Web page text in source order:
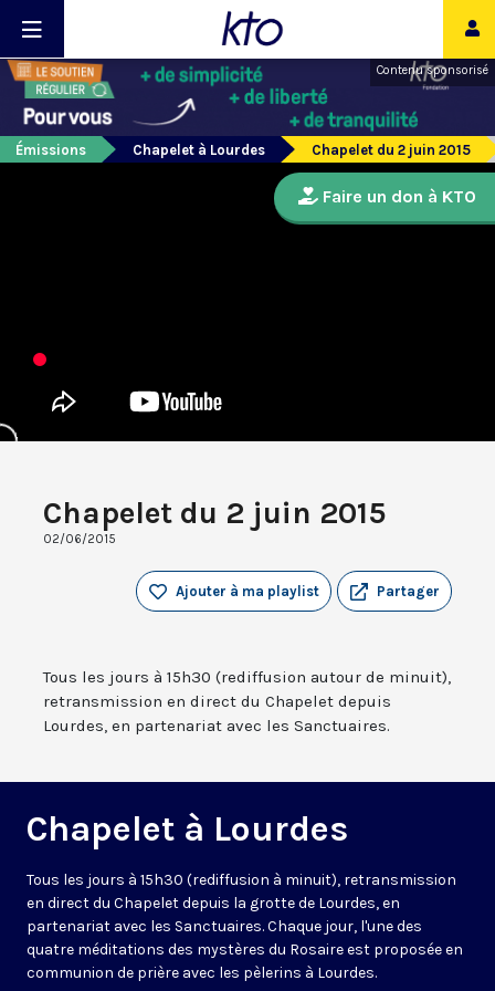
Contenu sponsorisé
Émissions Chapelet à Lourdes Chapelet du 2 juin 2015
Chapelet du 2 juin 2015
02/06/2015
Partager
Ajouter à ma playlist
Tous les jours à 15h30 (rediffusion autour de minuit),
retransmission en direct du Chapelet depuis
Lourdes, en partenariat avec les Sanctuaires.
Chapelet à Lourdes
Tous les jours à 15h30 (rediffusion à minuit), retransmission
en direct du Chapelet depuis la grotte de Lourdes, en
partenariat avec les Sanctuaires. Chaque jour, l'une des
quatre méditations des mystères du Rosaire est proposée en
communion de prière avec les pèlerins à Lourdes.
Faire un don à KTO